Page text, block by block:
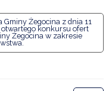
Żegocina z dnia 11
otwartego konkursu ofert
Żegocina w zakresie